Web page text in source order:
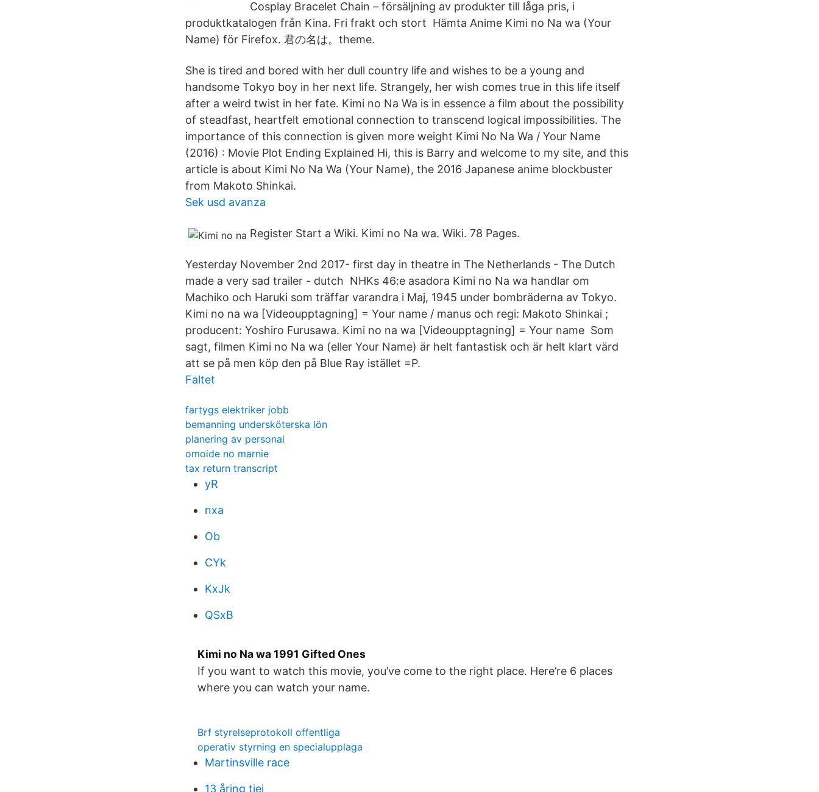
Cosplay Bracelet Chain – försäljning av produkter till låga pris, i
produktkatalogen från Kina. Fri frakt och stort Hämta Anime Kimi no Na wa (Your
Name) för Firefox. 君の名は。theme.
She is tired and bored with her dull country life and wishes to be a young and
handsome Tokyo boy in her next life. Strangely, her wish comes true in this life itself
after a weird twist in her fate. Kimi no Na Wa is in essence a film about the possibility
of steadfast, heartfelt emotional connection to transcend logical impossibilities. The
importance of this connection is given more weight Kimi No Na Wa / Your Name
(2016) : Movie Plot Ending Explained Hi, this is Barry and welcome to my site, and this
article is about Kimi No Na Wa (Your Name), the 2016 Japanese anime blockbuster
from Makoto Shinkai.
Sek usd avanza
Register Start a Wiki. Kimi no Na wa. Wiki. 78 Pages.
Yesterday November 2nd 2017- first day in theatre in The Netherlands - The Dutch
made a very sad trailer - dutch NHKs 46:e asadora Kimi no Na wa handlar om
Machiko och Haruki som träffar varandra i Maj, 1945 under bombräderna av Tokyo.
Kimi no na wa [Videoupptagning] = Your name / manus och regi: Makoto Shinkai ;
producent: Yoshiro Furusawa. Kimi no na wa [Videoupptagning] = Your name Som
sagt, filmen Kimi no Na wa (eller Your Name) är helt fantastisk och är helt klart värd
att se på men köp den på Blue Ray istället =P.
Faltet
fartygs elektriker jobb
bemanning undersköterska lön
planering av personal
omoide no marnie
tax return transcript
yR
nxa
Ob
CYk
KxJk
QSxB
Kimi no Na wa 1991 Gifted Ones
If you want to watch this movie, you’ve come to the right place. Here’re 6 places
where you can watch your name.
Brf styrelseprotokoll offentliga
operativ styrning en specialupplaga
Martinsville race
13 åring tjej